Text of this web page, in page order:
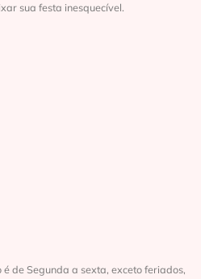
sua festa inesquecível.
de Segunda a sexta, exceto feriados,